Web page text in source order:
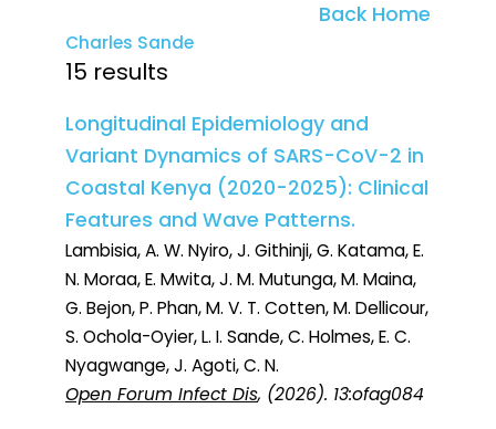
Back Home
Charles Sande
15 results
Longitudinal Epidemiology and
Variant Dynamics of SARS-CoV-2 in
Coastal Kenya (2020-2025): Clinical
Features and Wave Patterns.
Lambisia, A. W. Nyiro, J. Githinji, G. Katama, E.
N. Moraa, E. Mwita, J. M. Mutunga, M. Maina,
G. Bejon, P. Phan, M. V. T. Cotten, M. Dellicour,
S. Ochola-Oyier, L. I. Sande, C. Holmes, E. C.
Nyagwange, J. Agoti, C. N.
Open Forum Infect Dis, (2026). 13:ofag084